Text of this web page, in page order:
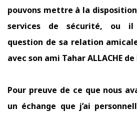
pouvons mettre à la
services de sécurité, ou il
question de sa relation
avec son ami Tahar ALLACHE de
Pour preuve de ce que nous
un échange que j’ai